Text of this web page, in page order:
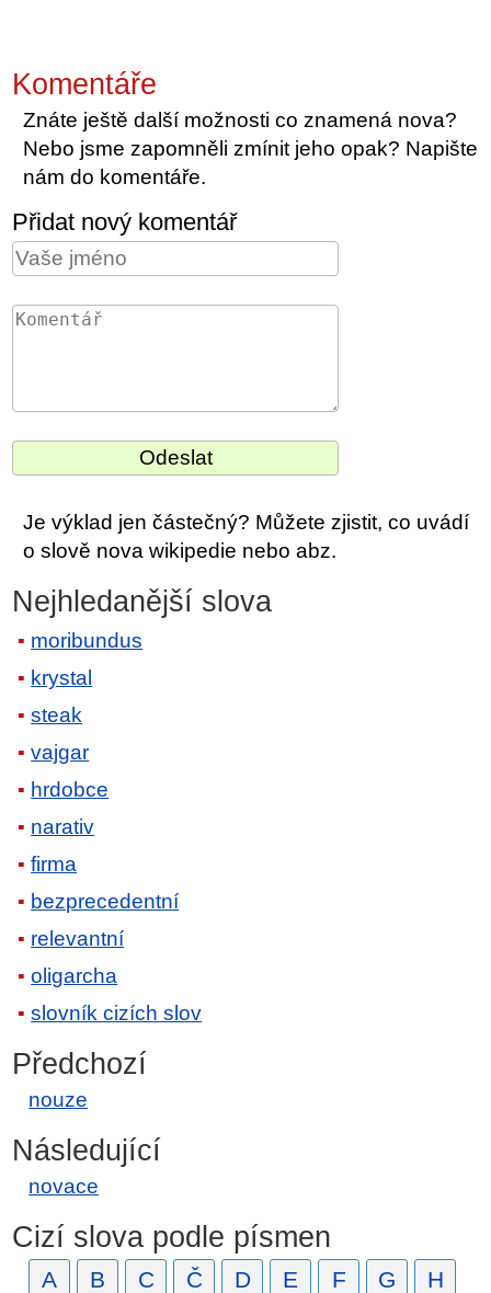
Komentáře
Znáte ještě další možnosti co znamená nova?
Nebo jsme zapomněli zmínit jeho opak? Napište
nám do komentáře.
Přidat nový komentář
Je výklad jen částečný? Můžete zjistit, co uvádí
o slově nova wikipedie nebo abz.
Nejhledanější slova
moribundus
krystal
steak
vajgar
hrdobce
narativ
firma
bezprecedentní
relevantní
oligarcha
slovník cizích slov
Předchozí
nouze
Následující
novace
Cizí slova podle písmen
A B C Č D E F G H